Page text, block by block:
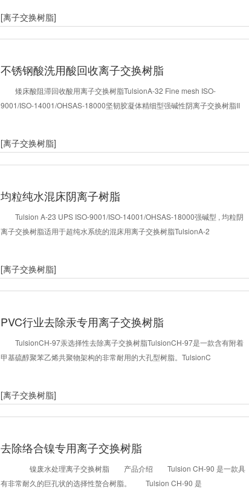
[离子交换树脂]
不锈钢酸洗用酸回收离子交换树脂
矮床酸阻滞回收酸用离子交换树脂TulsionA-32 Fine mesh ISO-
9001/ISO-14001/OHSAS-18000坚韧胶凝体精细型强碱性阴离子交换树脂II
[离子交换树脂]
均粒纯水混床阴离子树脂
Tulsion A-23 UPS ISO-9001/ISO-14001/OHSAS-18000强碱型 , 均粒阴
离子交换树脂适用于超纯水系统的混床用离子交换树脂TulsionA-2
[离子交换树脂]
PVC行业去除汞专用离子交换树脂
TulsionCH-97汞选择性去除离子交换树脂TulsionCH-97是一款含有附着
甲基硫醇聚苯乙烯共聚物架构的非常耐用的大孔型树脂。TulsionC
[离子交换树脂]
去除络合镍专用离子交换树脂
镍废水处理离子交换树脂 产品介绍 Tulsion CH-90 是一款具
有非常耐久的巨孔状的选择性螯合树脂。 Tulsion CH-90 是